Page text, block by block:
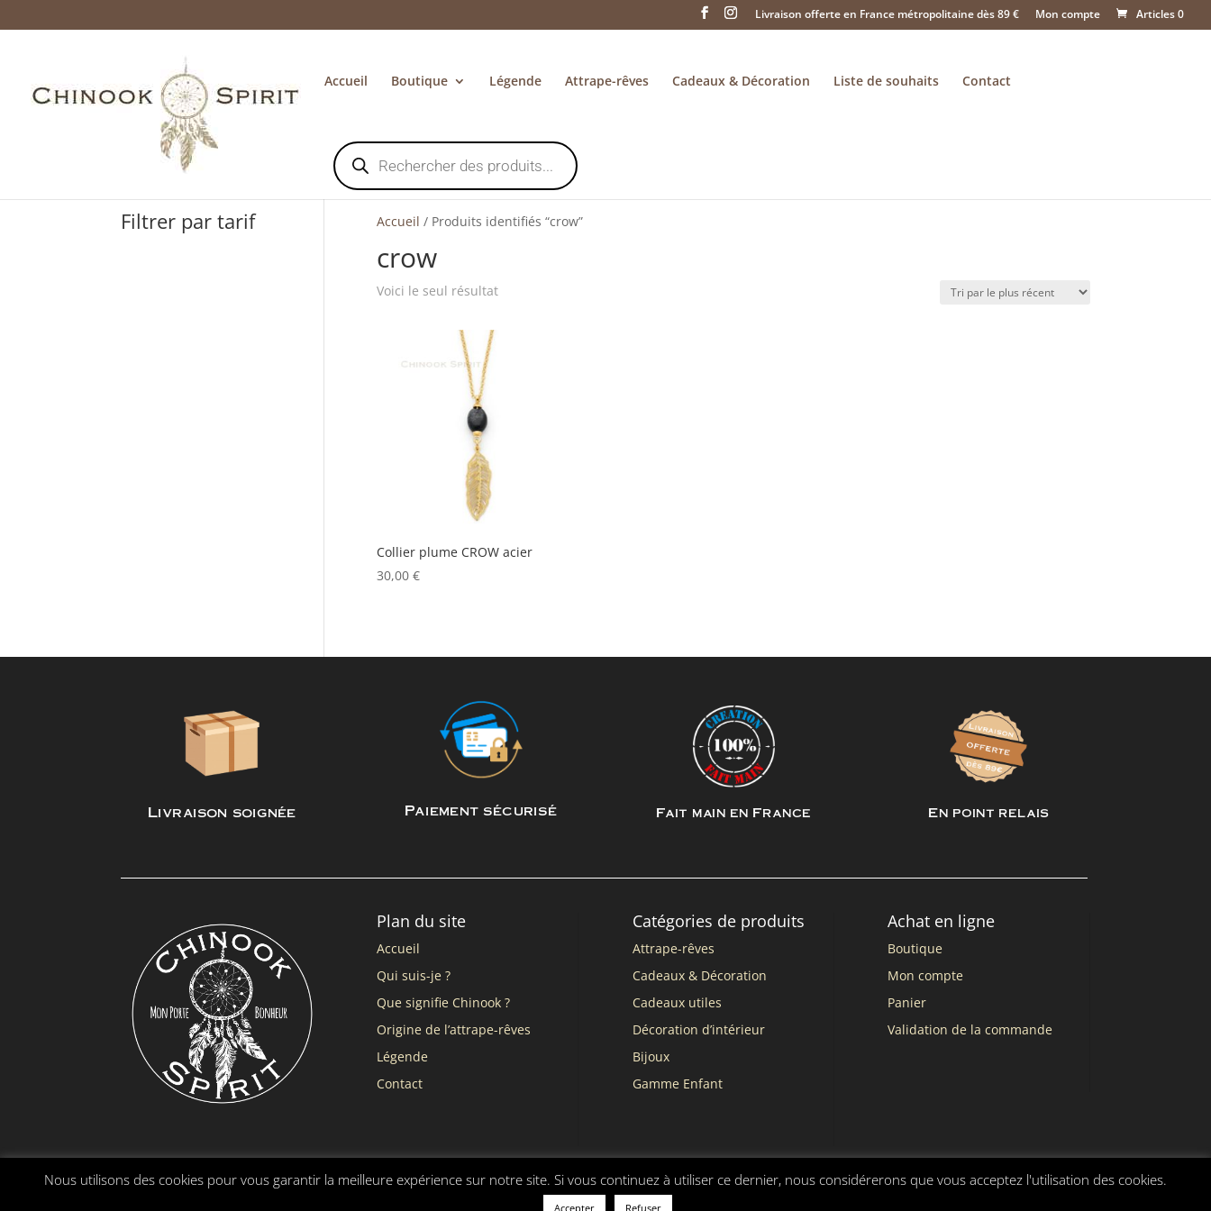
Livraison offerte en France métropolitaine dès 89 € Mon compte Articles 0
Accueil Boutique Légende Attrape-rêves Cadeaux & Décoration Liste de souhaits Contact
Recherche
de
produits
Accueil / Produits identifiés “crow”
crow
Voici le seul résultat
Collier plume CROW acier
30,00 €
Filtrer par tarif
Livraison soignée Paiement sécurisé Fait main en France En point relais
Plan du site
Accueil
Qui suis-je ?
Que signifie Chinook ?
Origine de l’attrape-rêves
Légende
Contact
Catégories de produits
Attrape-rêves
Cadeaux & Décoration
Cadeaux utiles
Décoration d’intérieur
Bijoux
Gamme Enfant
Achat en ligne
Boutique
Mon compte
Panier
Validation de la commande
Chinook Spirit ® | Mentions légales Conditions générales de vente
Nous utilisons des cookies pour vous garantir la meilleure expérience sur notre site. Si vous continuez à utiliser ce dernier, nous considérerons que vous acceptez l'utilisation des cookies.
Accepter Refuser